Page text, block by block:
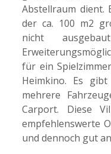
Abstellraum dient.
der ca. 100 m2
nicht
für ein
Heimkino. Es
mehrere
Carport. Diese
empfehlenswerte
und dennoch gut